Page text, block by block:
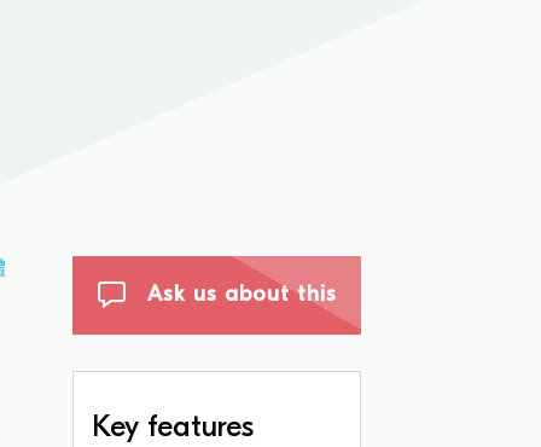
Ask us about this
Key features